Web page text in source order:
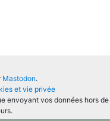
Mastodon.
et vie privée
envoyant vos données hors de